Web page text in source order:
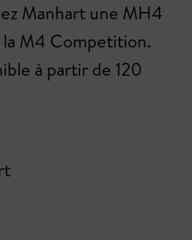
Manhart une MH4
la M4 Competition.
à partir de 120